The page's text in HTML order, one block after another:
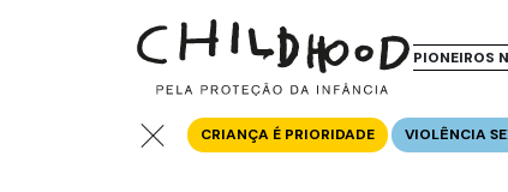
PIONEIROS
CRIANÇA É PRIORIDADE VIOLÊNCIA